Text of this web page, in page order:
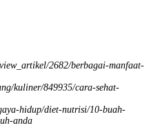
2682/berbagai-manfaat-
kuliner/849935/cara-sehat-
hidup/diet-nutrisi/10-buah-
anda